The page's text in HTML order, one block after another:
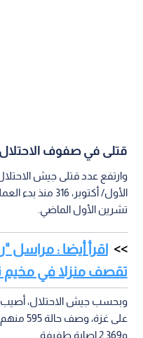
قتلى في صفوف الاحتلال
الأول/ أكتوبر،
تشرين الأول الماضي.
اقرأ أيضا : مراسل
تقصف منزلا في
و2,369 إصابة طفيفة.